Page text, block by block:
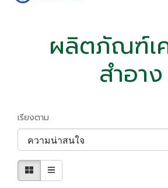
ผลิตภัณฑ์เ
สำอาง
เรียงตาม